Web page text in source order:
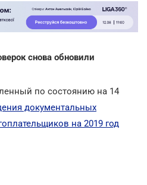
снова обновили
по состоянию на 14
документальных
на 2019 год